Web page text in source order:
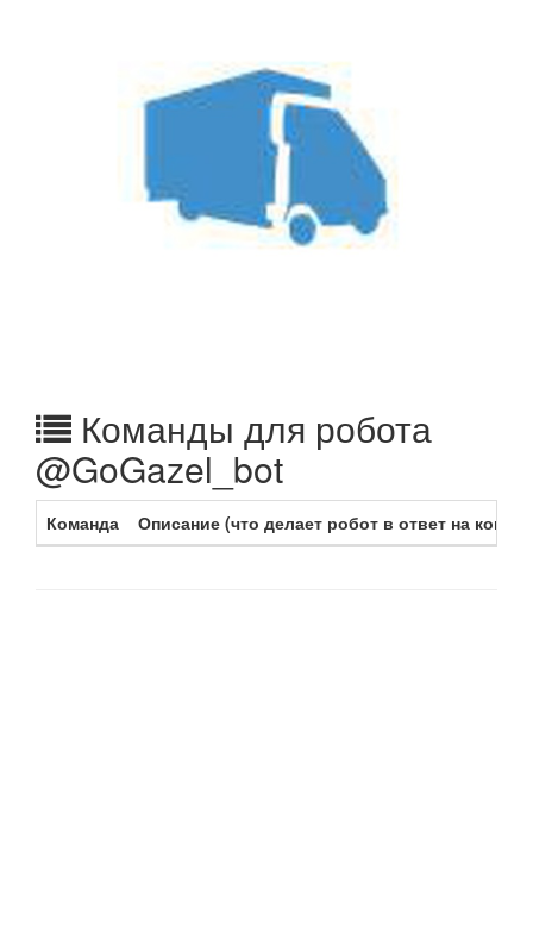
Команды для робота
@GoGazel_bot
Команда Описание (что делает робот в ответ на